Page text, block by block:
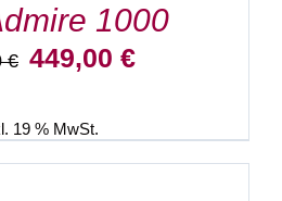
1000
€ Ursprünglicher
499,00 €
449,00 €Aktueller
19 % MwSt.
IN